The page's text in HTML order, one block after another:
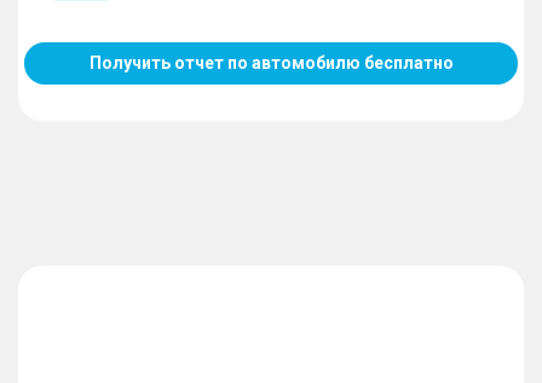
Получить отчет по автомобилю бесплатно